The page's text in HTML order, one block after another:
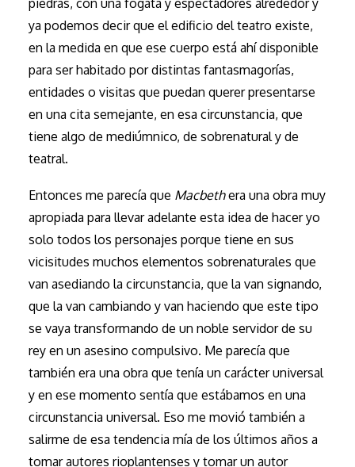
piedras, con una fogata y espectadores alrededor y
ya podemos decir que el edificio del teatro existe,
en la medida en que ese cuerpo está ahí disponible
para ser habitado por distintas fantasmagorías,
entidades o visitas que puedan querer presentarse
en una cita semejante, en esa circunstancia, que
tiene algo de mediúmnico, de sobrenatural y de
teatral.
Entonces me parecía que Macbethera una obra muy
apropiada para llevar adelante esta idea de hacer yo
solo todos los personajes porque tiene en sus
vicisitudes muchos elementos sobrenaturales que
van asediando la circunstancia, que la van signando,
que la van cambiando y van haciendo que este tipo
se vaya transformando de un noble servidor de su
rey en un asesino compulsivo. Me parecía que
también era una obra que tenía un carácter universal
y en ese momento sentía que estábamos en una
circunstancia universal. Eso me movió también a
salirme de esa tendencia mía de los últimos años a
tomar autores rioplantenses y tomar un autor